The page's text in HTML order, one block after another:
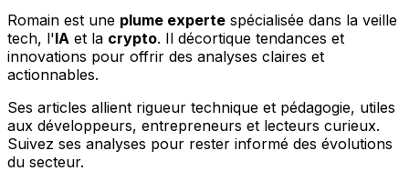
Romain est une plume experte spécialisée dans la veille
tech, l'IA et la crypto. Il décortique tendances et
innovations pour offrir des analyses claires et
actionnables.
Ses articles allient rigueur technique et pédagogie, utiles
aux développeurs, entrepreneurs et lecteurs curieux.
Suivez ses analyses pour rester informé des évolutions
du secteur.